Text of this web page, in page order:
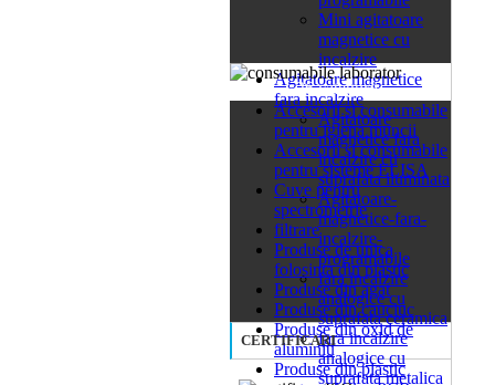
Mini agitatoare
magnetice cu
incalzire
Agitatoare magnetice
fara incalzire
Agitatoare
magnetice fara
incalzire cu
suprafata iluminata
Agitatoare-
magnetice-fara-
incalzire-
programabile
fara incalzire
analogice cu
suprafata ceramica
fara incalzire
analogice cu
suprafata metalica
26 categorii
Accesorii si consumabile
pentru igiena muncii
Accesorii si consumabile
pentru sisteme ELISA
Cuve pentru
spectrometrie
filtrare
Produse de unica
folosinta din plastic
Produse din agat
Produse din cauciuc
Produse din oxid de
aluminiu
Produse din plastic
CERTIFICARI